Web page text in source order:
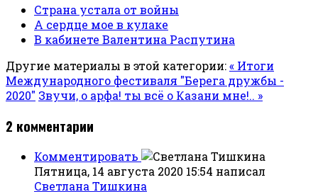
Страна устала от войны
А сердце мое в кулаке
В кабинете Валентина Распутина
Другие материалы в этой категории:« Итоги
Международного фестиваля "Берега дружбы -
2020" Звучи, о арфа! ты всё о Казани мне!.. »
2 комментарии
Комментировать
Пятница, 14 августа 2020 15:54 написал
Светлана Тишкина